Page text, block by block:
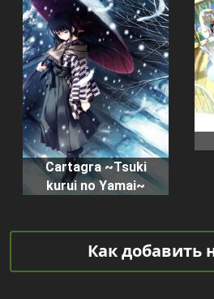
Cartagra ~Tsuki
kurui no Yamai~
Как добавить